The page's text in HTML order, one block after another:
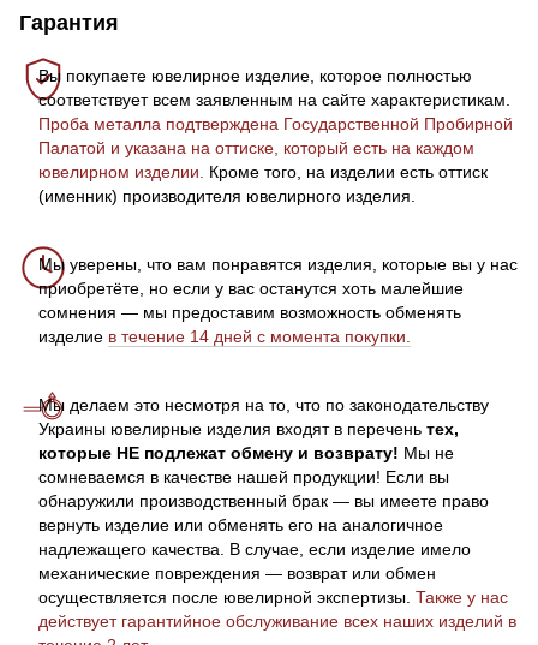
Гарантия
Вы покупаете ювелирное изделие, которое полностью
соответствует всем заявленным на сайте характеристикам.
Проба металла подтверждена Государственной Пробирной
Палатой и указана на оттиске, который есть на каждом
ювелирном изделии.
Кроме того, на изделии есть оттиск
(именник) производителя ювелирного изделия.
Мы уверены, что вам понравятся изделия, которые вы у нас
приобретёте, но если у вас останутся хоть малейшие
сомнения — мы предоставим возможность обменять
изделие в течение 14 дней с момента покупки.
Мы делаем это несмотря на то, что по законодательству
Украины ювелирные изделия входят в перечень тех,
которые НЕ подлежат обмену и возврату! Мы не
сомневаемся в качестве нашей продукции! Если вы
обнаружили производственный брак — вы имеете право
вернуть изделие или обменять его на аналогичное
надлежащего качества. В случае, если изделие имело
механические повреждения — возврат или обмен
осуществляется после ювелирной экспертизы. Также у нас
действует гарантийное обслуживание всех наших изделий в